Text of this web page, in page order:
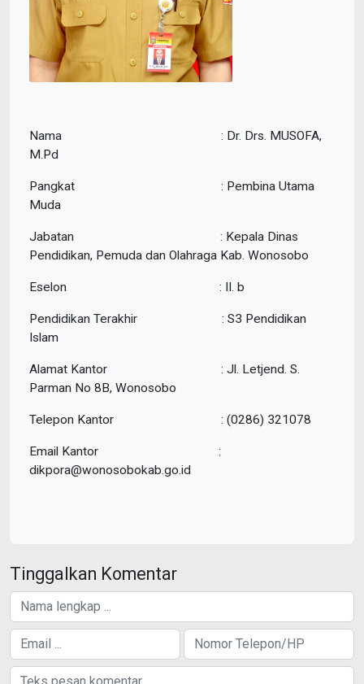
Nama : Dr. Drs. MUSOFA,
M.Pd
Pangkat : Pembina Utama
Muda
Jabatan : Kepala Dinas
Pendidikan, Pemuda dan Olahraga Kab. Wonosobo
Eselon : II. b
Pendidikan Terakhir : S3 Pendidikan
Islam
Alamat Kantor : Jl. Letjend. S.
Parman No 8B, Wonosobo
Telepon Kantor : (0286) 321078
Email Kantor :
dikpora@wonosobokab.go.id
Tinggalkan Komentar